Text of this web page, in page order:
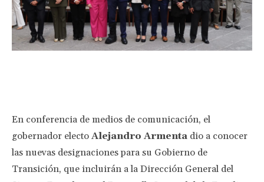
En conferencia de medios de comunicación, el
gobernador electo Alejandro Armenta dio a conocer
las nuevas designaciones para su Gobierno de
Transición, que incluirán a la Dirección General del